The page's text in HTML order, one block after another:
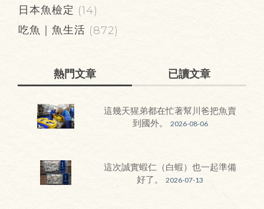
日本魚檢定 (14)
吃魚｜魚生活 (872)
熱門文章 已讀文章
這幾天猩弟都在忙著幫川爸把魚賣
到國外。
2026-08-06
這次誠實蝦仁（白蝦）也一起準備
好了。
2026-07-13